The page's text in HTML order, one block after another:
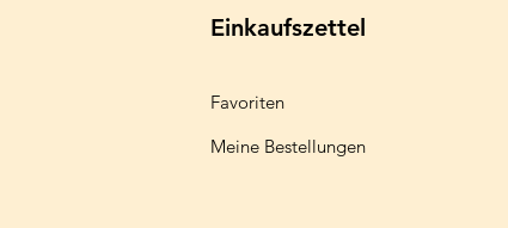
Einkaufszettel
Favoriten
Meine Bestellungen